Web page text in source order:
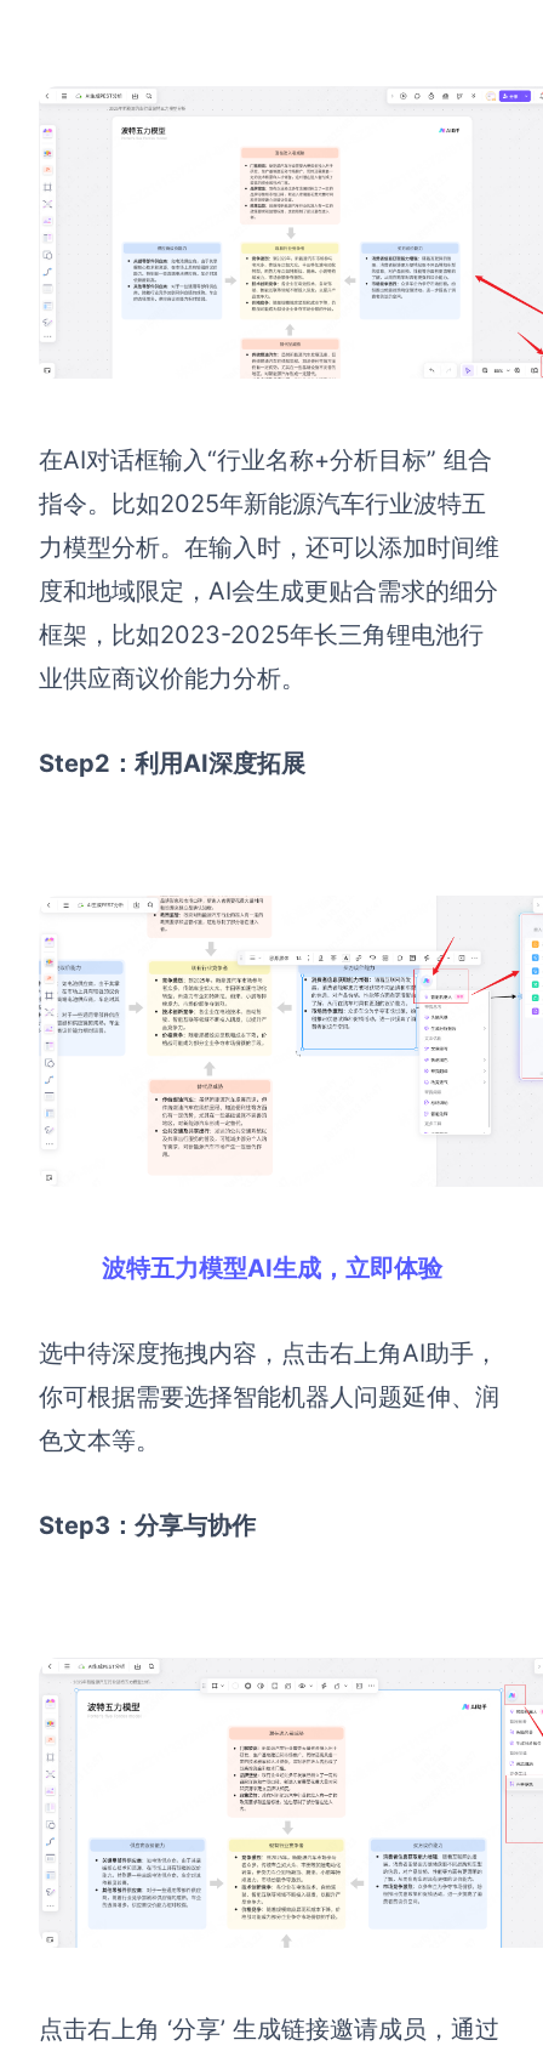
在AI对话框输入“行业名称+分析目标” 组合
指令。比如2025年新能源汽车行业波特五
力模型分析。在输入时，还可以添加时间维
度和地域限定，AI会生成更贴合需求的细分
框架，比如2023-2025年长三角锂电池行
业供应商议价能力分析。
Step2：利用AI深度拓展
波特五力模型AI生成，立即体验
选中待深度拖拽内容，点击右上角AI助手，
你可根据需要选择智能机器人问题延伸、润
色文本等。
Step3：分享与协作
点击右上角 ‘分享’ 生成链接邀请成员，通过